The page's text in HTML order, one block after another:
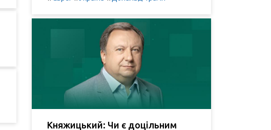
Княжицький: Чи є доцільним